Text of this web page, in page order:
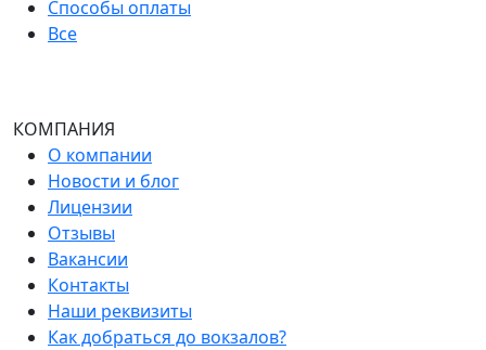
Способы оплаты
Все
КОМПАНИЯ
О компании
Новости и блог
Лицензии
Отзывы
Вакансии
Контакты
Наши реквизиты
Как добраться до вокзалов?